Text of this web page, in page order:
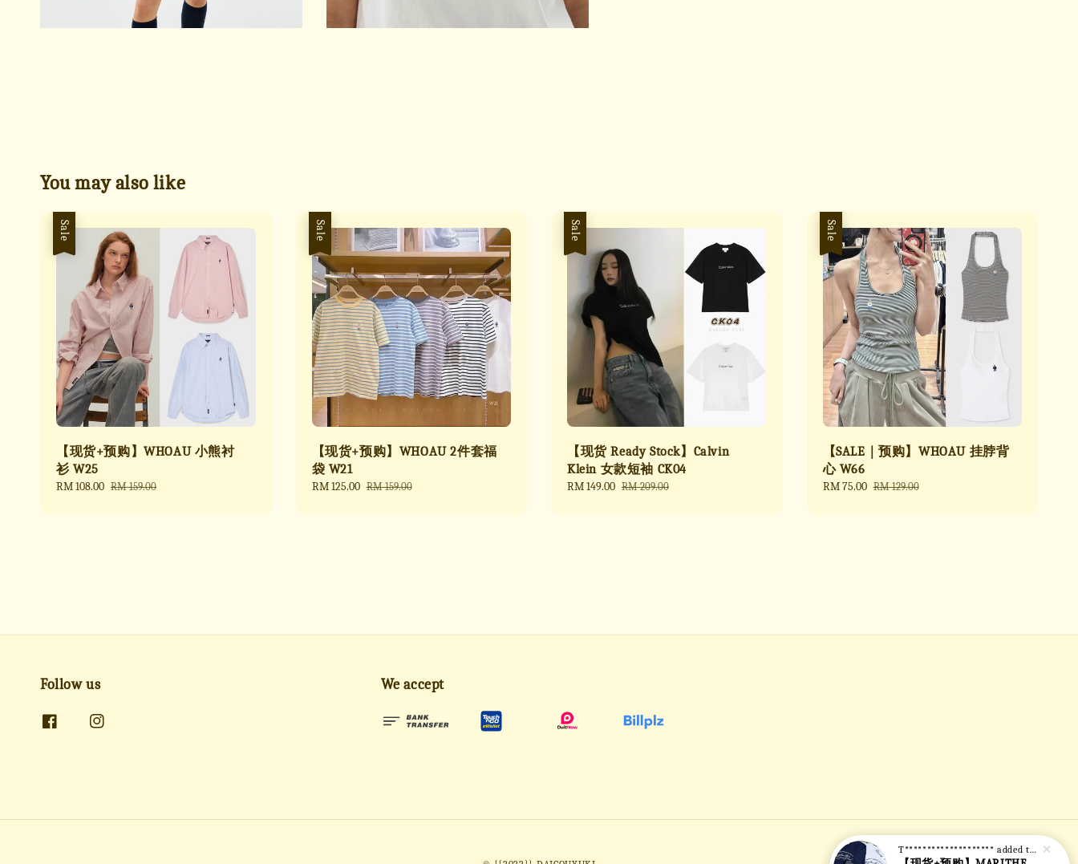
You may also like
Sale
【现货+预购】WHOAU 小熊衬
衫 W25
Sale
RM 108.00 Regular
RM 159.00
Sale
【现货+预购】WHOAU 2件套福
袋 W21
Sale
RM 125.00 Regular
RM 159.00
Sale
【现货 Ready Stock】Calvin
Klein 女款短袖 CK04
Sale
RM 149.00 Regular
RM 209.00
Sale
【SALE｜预购】WHOAU 挂脖背
心 W66
Sale
RM 75.00 Regular
RM 129.00
Follow us We accept